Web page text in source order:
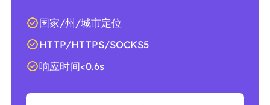
国家/州/城市定位
HTTP/HTTPS/SOCKS5
响应时间<0.6s